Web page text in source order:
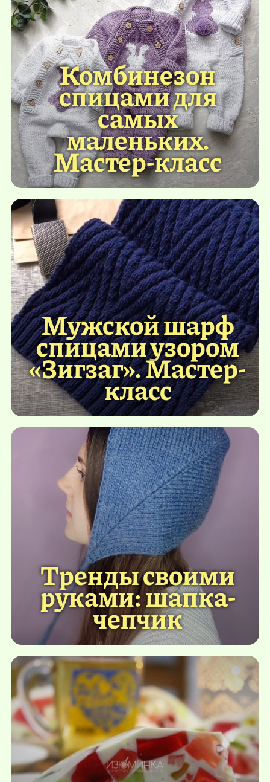
Комбинезон
спицами для
самых
маленьких.
Мастер-класс
Мужской шарф
спицами узором
«Зигзаг». Мастер-
класс
Тренды своими
руками: шапка-
чепчик